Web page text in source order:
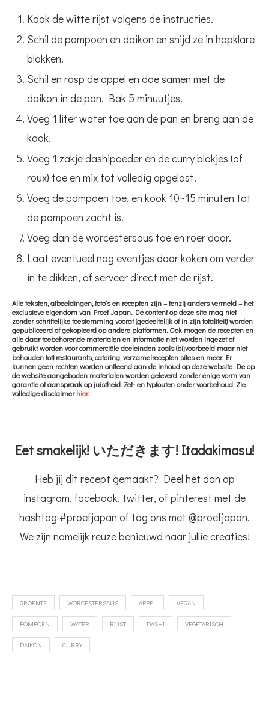
Kook de witte rijst volgens de instructies.
Schil de pompoen en daikon en snijd ze in hapklare
blokken.
Schil en rasp de appel en doe samen met de
daikon in de pan. Bak 5 minuutjes.
Voeg 1 liter water toe aan de pan en breng aan de
kook.
Voeg 1 zakje dashipoeder en de curry blokjes (of
roux) toe en mix tot volledig opgelost.
Voeg de pompoen toe, en kook 10~15 minuten tot
de pompoen zacht is.
Voeg dan de worcestersaus toe en roer door.
Laat eventueel nog eventjes door koken om verder
in te dikken, of serveer direct met de rijst.
Alle teksten, afbeeldingen, foto’s en recepten zijn – tenzij anders vermeld – het
exclusieve eigendom van Proef Japan. De content op deze site mag niet
zonder schriftelijke toestemming vooraf (gedeeltelijk of in zijn totaliteit) worden
gepubliceerd of gekopieerd op andere platformen. Ook mogen de recepten en
alle daar toebehorende materialen en informatie niet worden ingezet of
gebruikt worden voor commerciële doeleinden zoals (bijvoorbeeld maar niet
behouden tot) restaurants, catering, verzamelrecepten sites en meer. Er
kunnen geen rechten worden ontleend aan de inhoud op deze website. De op
de website aangeboden materialen worden geleverd zonder enige vorm van
garantie of aanspraak op juistheid. Zet- en typfouten onder voorbehoud. Zie
volledige disclaimerhier.
Eet smakelijk! いただきます! Itadakimasu!
Heb jij dit recept gemaakt? Deel het dan op
instagram, facebook, twitter, of pinterest met de
hashtag #proefjapan of tag ons met @proefjapan.
We zijn namelijk reuze benieuwd naar jullie creaties!
GROENTE WORCESTERSAUS APPEL VEGAN
POMPOEN WATER RIJST DASHI VEGETARISCH
DAIKON CURRY